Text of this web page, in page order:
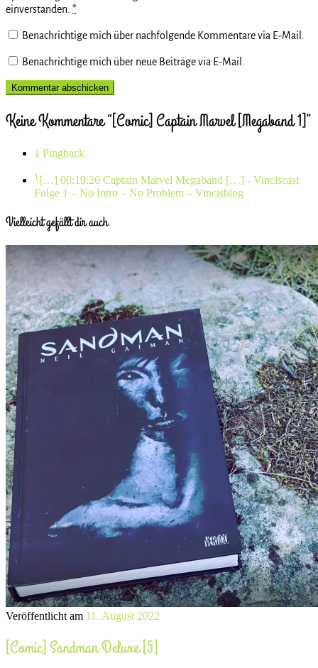
einverstanden. *
Benachrichtige mich über nachfolgende Kommentare via E-Mail.
Benachrichtige mich über neue Beiträge via E-Mail.
Keine Kommentare “[Comic] Captain Marvel [Megaband 1]”
1 Pingback
1 […] 00:19:26 Captain Marvel Megaband […] - Vinciscast
Folge 1 – No Intro – No Problem – Vincisblog
Vielleicht gefällt dir auch
Veröffentlicht am 11. August 2022
[Comic] Sandman Deluxe [5]